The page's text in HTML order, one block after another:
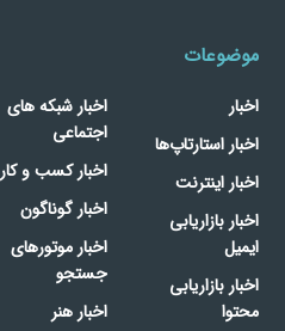
موضوعات
اخبار
اخبار استارتاپ‌ها
اخبار اینترنت
اخبار بازاریابی
ایمیل
اخبار بازاریابی
محتوا
اخبار شبکه های
اجتماعی
اخبار کسب و کار
اخبار گوناگون
اخبار موتورهای
جستجو
اخبار هنر